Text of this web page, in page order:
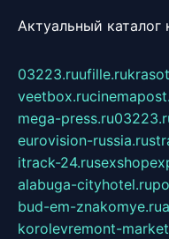
Актуальный
03223.ruufille.ru
veetbox.ru
mega-press.ru
eurovision-russia.ru
itrack-24.ru
alabuga-cityhotel.ru
bud-em-znakomye.ru
korolevremont-